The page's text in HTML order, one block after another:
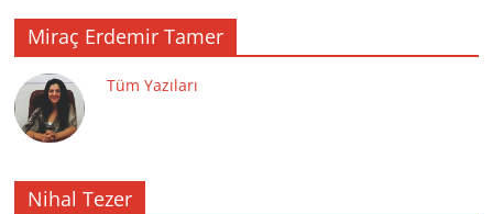
Miraç Erdemir Tamer
Tüm Yazıları
Nihal Tezer